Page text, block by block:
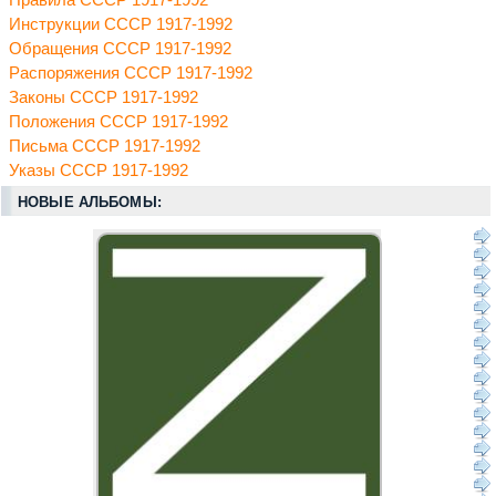
Инструкции СССР 1917-1992
Обращения СССР 1917-1992
Распоряжения СССР 1917-1992
Законы СССР 1917-1992
Положения СССР 1917-1992
Письма СССР 1917-1992
Указы СССР 1917-1992
НОВЫЕ АЛЬБОМЫ: